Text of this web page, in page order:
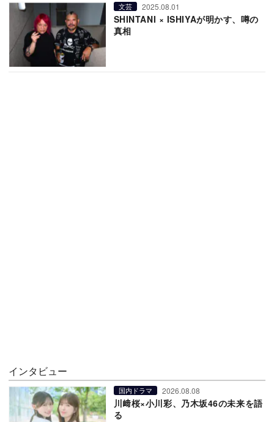
文芸 2025.08.01
SHINTANI × ISHIYAが明かす、噂の
真相
インタビュー
国内ドラマ 2026.08.08
川﨑桜×小川彩、乃木坂46の未来を語
る